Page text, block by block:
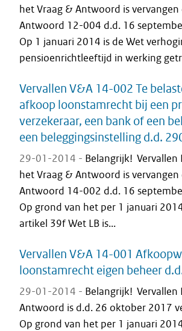
het Vraag & Antwoord is
Antwoord 12-004 d.d. 16
Op 1 januari 2014 is de Wet
pensioenrichtleeftijd in werking
Vervallen V&A 14-002 Te
afkoop loonstamrecht bij een
verzekeraar, een bank of een
een beleggingsinstelling d.d.
29-01-2014 - Belangrijk! Vervallen
het Vraag & Antwoord is
Antwoord 14-002 d.d. 16
Op grond van het per 1 januari
artikel 39f Wet LB is...
Vervallen V&A 14-001
loonstamrecht eigen beheer
29-01-2014 - Belangrijk! Vervallen
Antwoord is d.d. 26 oktober 2017
Op grond van het per 1 januari